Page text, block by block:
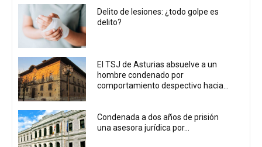
Delito de lesiones: ¿todo golpe es
delito?
El TSJ de Asturias absuelve a un
hombre condenado por
comportamiento despectivo hacia...
Condenada a dos años de prisión
una asesora jurídica por...